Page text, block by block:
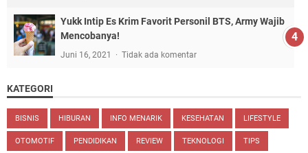
Yukk Intip Es Krim Favorit Personil BTS, Army Wajib
Mencobanya!
Juni 16, 2021 Tidak ada komentar
KATEGORI
BISNIS HIBURAN INFO MENARIK KESEHATAN LIFESTYLE
OTOMOTIF PENDIDIKAN REVIEW TEKNOLOGI TIPS